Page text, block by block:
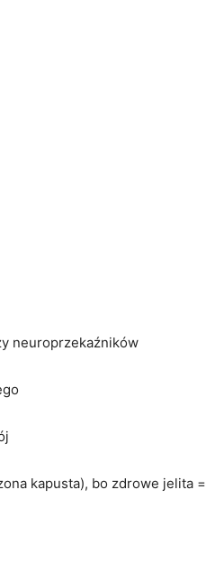
neuroprzekaźników
kapusta), bo zdrowe jelita =